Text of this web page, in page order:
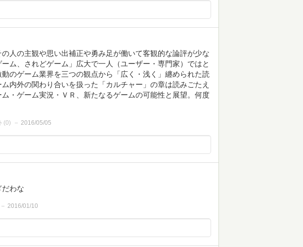
人の主観や思い出補正や勇み足が働いて客観的な論評が少な
ム、されどゲーム」広大で一人（ユーザー・専門家）ではと
のゲーム業界を三つの観点から「広く・浅く」纏められた読
内外の関わり合いを扱った「カルチャー」の章は読みごたえ
・ゲーム実況・ＶＲ、新たなるゲームの可能性と展望。何度
(0) 2016/05/05
わな
2016/01/10